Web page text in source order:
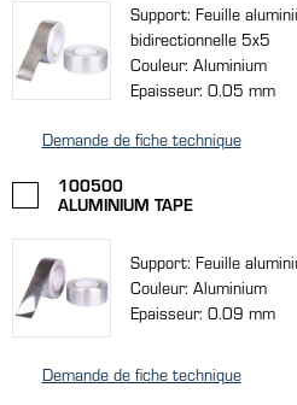
Support: Feuille
bidirectionnelle 5x5
Couleur: Aluminium
Epaisseur: 0.05 mm
Demande de fiche technique
100500
ALUMINIUM TAPE
Support: Feuille
Couleur: Aluminium
Epaisseur: 0.09 mm
Demande de fiche technique